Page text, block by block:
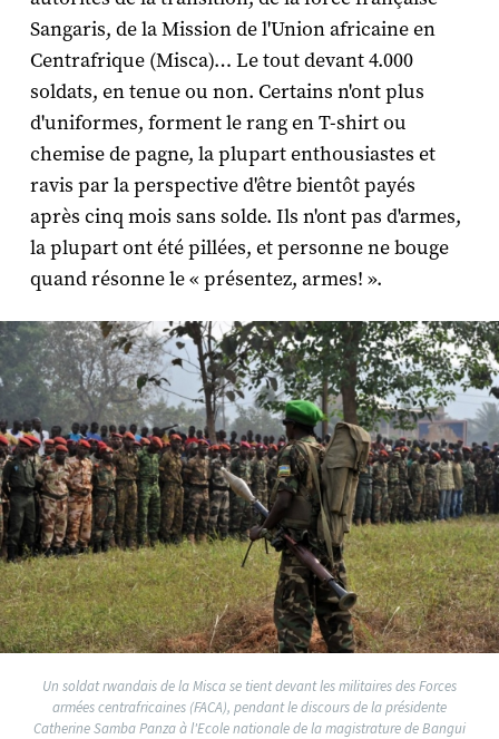
Sangaris, de la Mission de l'Union africaine en
Centrafrique (Misca)… Le tout devant 4.000
soldats, en tenue ou non. Certains n'ont plus
d'uniformes, forment le rang en T-shirt ou
chemise de pagne, la plupart enthousiastes et
ravis par la perspective d'être bientôt payés
après cinq mois sans solde. Ils n'ont pas d'armes,
la plupart ont été pillées, et personne ne bouge
quand résonne le « présentez, armes! ».
Un soldat rwandais de la Misca se tient devant les militaires des Forces
armées centrafricaines (FACA), pendant le discours de la présidente
Catherine Samba Panza à l'Ecole nationale de la magistrature de Bangui